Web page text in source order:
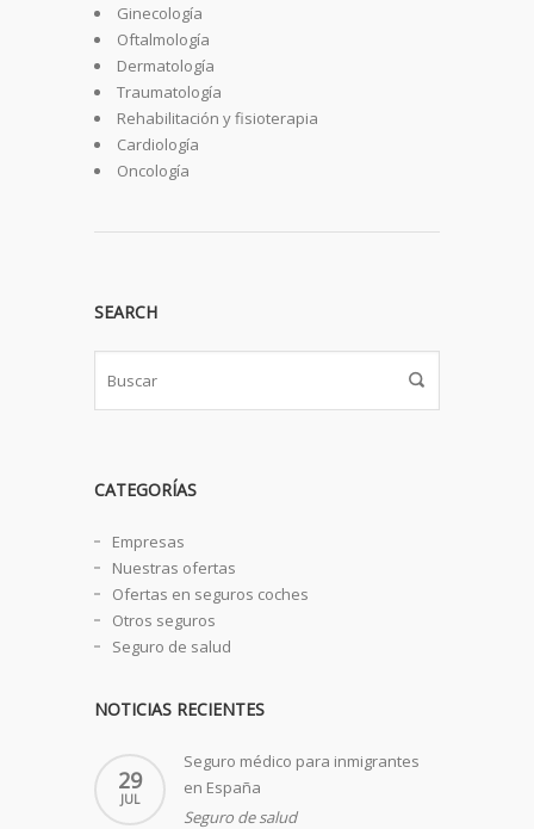
Ginecología
Oftalmología
Dermatología
Traumatología
Rehabilitación y fisioterapia
Cardiología
Oncología
SEARCH
CATEGORÍAS
Empresas
Nuestras ofertas
Ofertas en seguros coches
Otros seguros
Seguro de salud
NOTICIAS RECIENTES
29
JUL
Seguro médico para inmigrantes
en España
Seguro de salud